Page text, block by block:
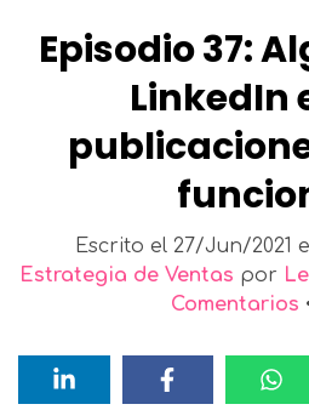
Episodio 37:
LinkedIn
Escrito el 27/Jun/2021
Estrategia de Ventas por
Comentarios